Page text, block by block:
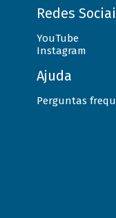
Redes
YouTube
Instagram
Ajuda
Perguntas